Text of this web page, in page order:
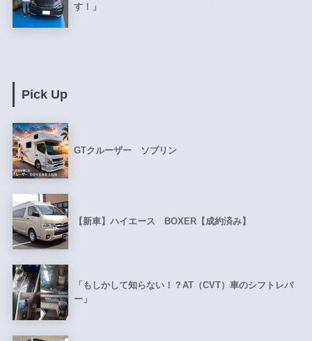
す！」
Pick Up
GTクルーザー ソブリン
【新車】ハイエース BOXER【成約済み】
「もしかして知らない！？AT（CVT）車のシフトレバ
ー」